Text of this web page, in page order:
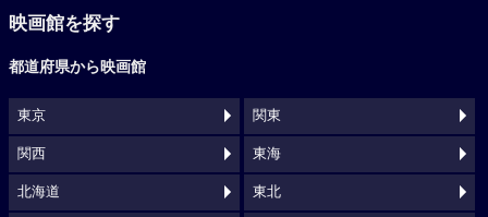
映画館を探す
都道府県から映画館
東京 関東
関西 東海
北海道 東北